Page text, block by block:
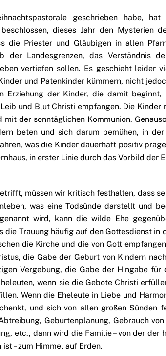
geschrieben habe,
dieses Jahr den Mysterien
die Priester und Gläubigen in allen
der Landesgrenzen, das Verständnis
vertiefen sollen. Es geschieht leider
und Patenkinder kümmern, nicht
Erziehung der Kinder, die damit beginnt,
und Blut Christi empfangen. Die Kinder
mit der sonntäglichen Kommunion.
beten und sich darum bemühen, in
was die Kinder dauerhaft positiv
in erster Linie durch das Vorbild der
müssen wir kritisch festhalten, dass
was eine Todsünde darstellt und
wird, kann die wilde Ehe
die Trauung häufig auf den Gottesdienst in
die Kirche und die von Gott
die Gabe der Geburt von Kindern
Vergebung, die Gabe der Hingabe
wenn sie die Gebote Christi
Wenn die Eheleute in Liebe und
und sich von allen großen Sünden
Geburtenplanung, Gebrauch
etc., dann wird die Familie – von der der
ist – zum Himmel auf Erden.